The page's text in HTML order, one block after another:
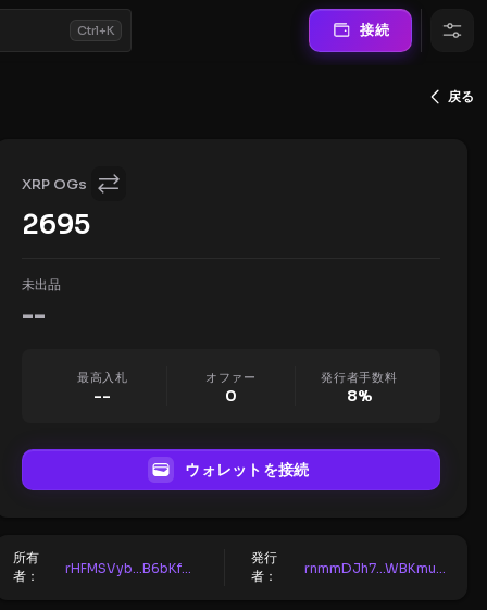
Ctrl+K 接続
戻る
XRP OGs
2695
未出品
--
最高入札
--
オファー
0
発行者手数料
8%
ウォレットを接続
所有
者：
発行
者：